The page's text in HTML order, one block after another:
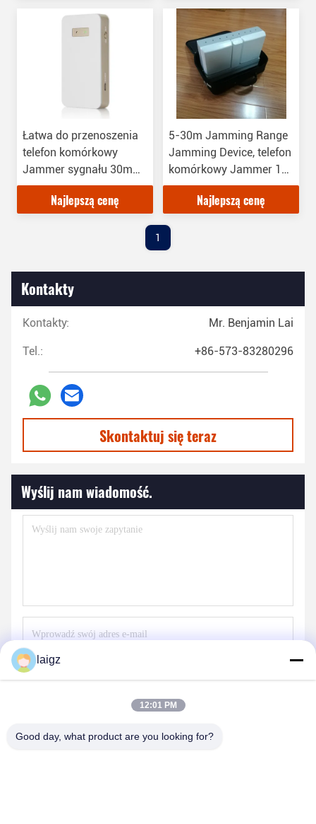
Łatwa do przenoszenia
telefon komórkowy
Jammer sygnału 30m
Maksymalna odległość
zakłócania
Najlepszą cenę
5-30m Jamming Range
Jamming Device, telefon
komórkowy Jammer 1W
RF Power
Najlepszą cenę
1
Kontakty
Kontakty: Mr. Benjamin Lai
Tel.: +86-573-83280296
Skontaktuj się teraz
Wyślij nam wiadomość.
Wyślij
laigz
12:01 PM
Good day, what product are you looking for?